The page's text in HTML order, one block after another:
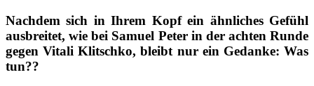
Nachdem sich in Ihrem Kopf ein ähnliches Gefühl
ausbreitet, wie bei Samuel Peter in der achten Runde
gegen Vitali Klitschko, bleibt nur ein Gedanke: Was
tun??